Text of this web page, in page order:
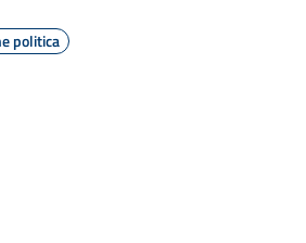
politica